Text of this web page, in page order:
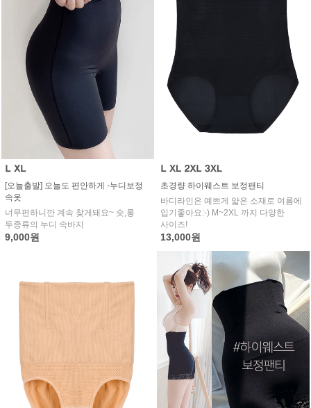
[오늘출발] 오늘도 편안하게 -누디보정
속옷
너무편하니깐 계속 찾게돼요~ 숏,롱
두종류의 누디 속바지
9,000원
초경량 하이웨스트 보정팬티
바디라인은 예쁘게 얇은 소재로 여름에
입기좋아요:-) M~2XL 까지 다양한
사이즈!
13,000원